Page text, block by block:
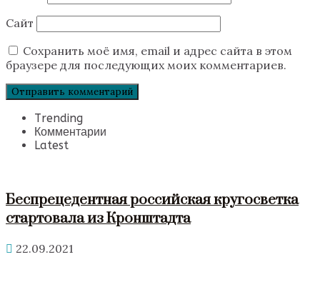
Сайт
Сохранить моё имя, email и адрес сайта в этом
браузере для последующих моих комментариев.
Trending
Комментарии
Latest
Беспрецедентная российская кругосветка
стартовала из Кронштадта
22.09.2021